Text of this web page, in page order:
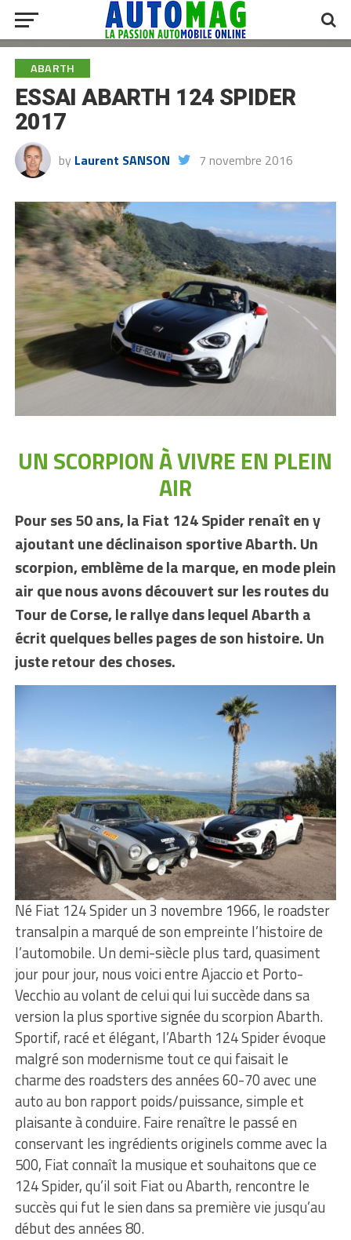
ABARTH
ESSAI ABARTH 124 SPIDER
2017
by Laurent SANSON 7 novembre 2016
UN SCORPION À VIVRE EN PLEIN
AIR
Pour ses 50 ans, la Fiat 124 Spider renaît en y
ajoutant une déclinaison sportive Abarth. Un
scorpion, emblème de la marque, en mode plein
air que nous avons découvert sur les routes du
Tour de Corse, le rallye dans lequel Abarth a
écrit quelques belles pages de son histoire. Un
juste retour des choses.
Né Fiat 124 Spider un 3 novembre 1966, le roadster
transalpin a marqué de son empreinte l’histoire de
l’automobile. Un demi-siècle plus tard, quasiment
jour pour jour, nous voici entre Ajaccio et Porto-
Vecchio au volant de celui qui lui succède dans sa
version la plus sportive signée du scorpion Abarth.
Sportif, racé et élégant, l’Abarth 124 Spider évoque
malgré son modernisme tout ce qui faisait le
charme des roadsters des années 60-70 avec une
auto au bon rapport poids/puissance, simple et
plaisante à conduire. Faire renaître le passé en
conservant les ingrédients originels comme avec la
500, Fiat connaît la musique et souhaitons que ce
124 Spider, qu’il soit Fiat ou Abarth, rencontre le
succès qui fut le sien dans sa première vie jusqu’au
début des années 80.